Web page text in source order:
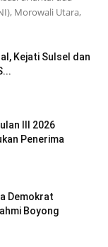
Morowali Utara,
Kejati Sulsel dan
III 2026
Penerima
Demokrat
Boyong